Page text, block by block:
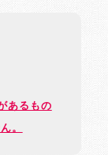
あるもの
。